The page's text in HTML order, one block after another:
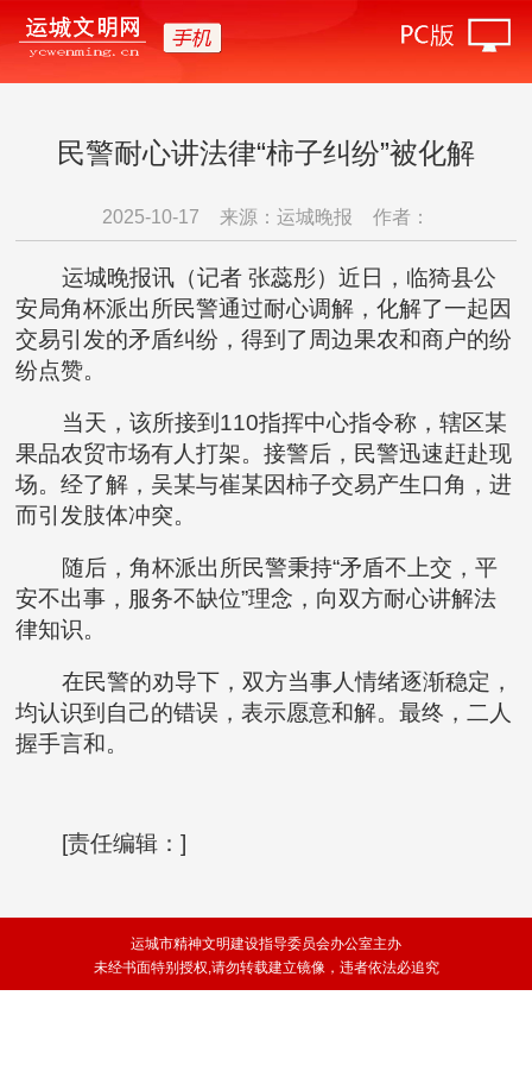
民警耐心讲法律“柿子纠纷”被化解
2025-10-17 来源：运城晚报 作者：
运城晚报讯（记者 张蕊彤）近日，临猗县公
安局角杯派出所民警通过耐心调解，化解了一起因
交易引发的矛盾纠纷，得到了周边果农和商户的纷
纷点赞。
当天，该所接到110指挥中心指令称，辖区某
果品农贸市场有人打架。接警后，民警迅速赶赴现
场。经了解，吴某与崔某因柿子交易产生口角，进
而引发肢体冲突。
随后，角杯派出所民警秉持“矛盾不上交，平
安不出事，服务不缺位”理念，向双方耐心讲解法
律知识。
在民警的劝导下，双方当事人情绪逐渐稳定，
均认识到自己的错误，表示愿意和解。最终，二人
握手言和。
[责任编辑：]
运城市精神文明建设指导委员会办公室主办
未经书面特别授权,请勿转载建立镜像，违者依法必追究